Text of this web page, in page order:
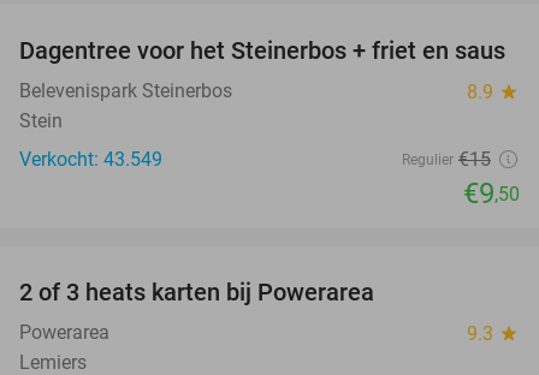
37%
Dagentree voor het Steinerbos + friet en saus
Belevenispark Steinerbos 8.9 star
Stein
Verkocht: 43.549
Regulier €15
€9,50
2 of 3 heats karten bij Powerarea
Powerarea 9.3 star
Lemiers